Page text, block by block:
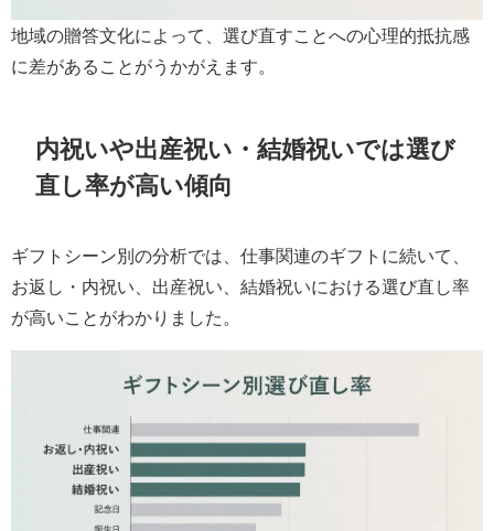
地域の贈答文化によって、選び直すことへの心理的抵抗感
に差があることがうかがえます。
内祝いや出産祝い・結婚祝いでは選び
直し率が高い傾向
ギフトシーン別の分析では、仕事関連のギフトに続いて、
お返し・内祝い、出産祝い、結婚祝いにおける選び直し率
が高いことがわかりました。